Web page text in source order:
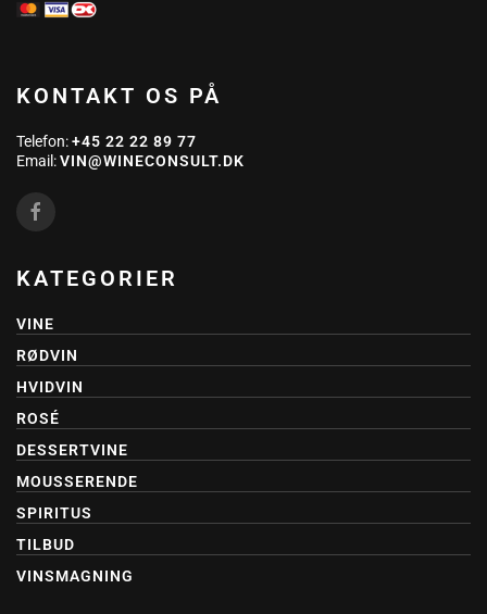
KONTAKT OS PÅ
Telefon:+45 22 22 89 77
Email:VIN@WINECONSULT.DK
KATEGORIER
VINE
RØDVIN
HVIDVIN
ROSÉ
DESSERTVINE
MOUSSERENDE
SPIRITUS
TILBUD
VINSMAGNING